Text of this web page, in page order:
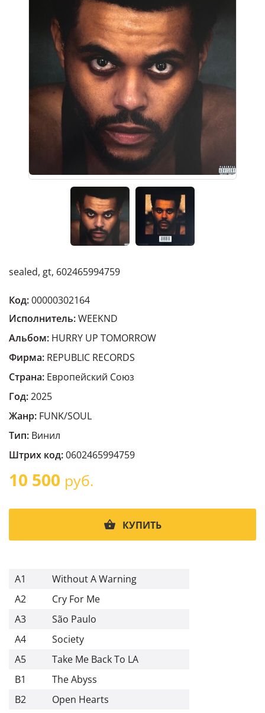
sealed, gt, 602465994759
Код:00000302164
Исполнитель:WEEKND
Альбом: HURRY UP TOMORROW
Фирма: REPUBLIC RECORDS
Страна: Европейский Cоюз
Год:2025
Жанр: FUNK/SOUL
Тип: Винил
Штрих код:0602465994759
10 500 руб.
КУПИТЬ
A1
Without A Warning
A2
Cry For Me
A3
São Paulo
A4
Society
A5
Take Me Back To LA
B1
The Abyss
B2
Open Hearts